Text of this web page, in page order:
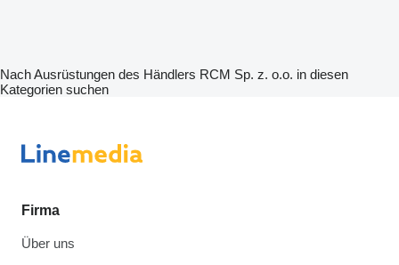
Nach Ausrüstungen des Händlers RCM Sp. z. o.o. in diesen
Kategorien suchen
Firma
Über uns